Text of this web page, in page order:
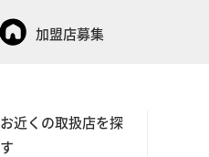
加盟店募集
お近くの取扱店を探
す